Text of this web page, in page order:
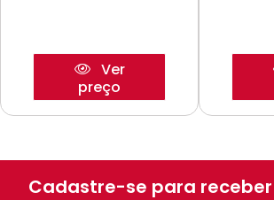
Ver
preço
Cadastre-se para